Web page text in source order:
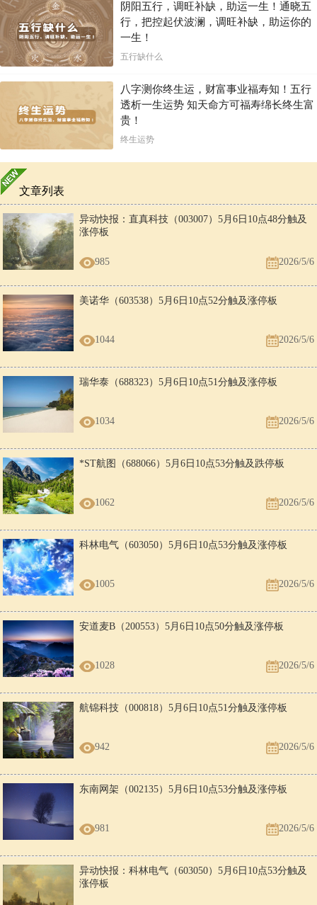
阴阳五行，调旺补缺，助运一生！通晓五
行，把控起伏波澜，调旺补缺，助运你的
一生！
五行缺什么
八字测你终生运，财富事业福寿知！五行
透析一生运势 知天命方可福寿绵长终生富
贵！
终生运势
文章列表
异动快报：直真科技（003007）5月6日10点48分触及
涨停板
985 2026/5/6
美诺华（603538）5月6日10点52分触及涨停板
1044 2026/5/6
瑞华泰（688323）5月6日10点51分触及涨停板
1034 2026/5/6
*ST航图（688066）5月6日10点53分触及跌停板
1062 2026/5/6
科林电气（603050）5月6日10点53分触及涨停板
1005 2026/5/6
安道麦B（200553）5月6日10点50分触及涨停板
1028 2026/5/6
航锦科技（000818）5月6日10点51分触及涨停板
942 2026/5/6
东南网架（002135）5月6日10点53分触及涨停板
981 2026/5/6
异动快报：科林电气（603050）5月6日10点53分触及
涨停板